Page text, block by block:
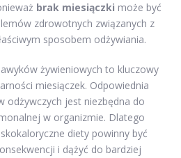
brak miesiączki może być
zdrowotnych związanych z
sposobem odżywiania.
żywieniowych to kluczowy
miesiączek. Odpowiednia
odżywczych jest niezbędna do
w organizmie. Dlatego
diety powinny być
i dążyć do bardziej